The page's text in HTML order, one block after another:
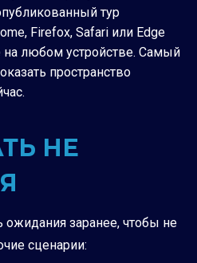
тур
Firefox, Safari или Edge
любом устройстве. Самый
пространство
НЕ
ожидания заранее, чтобы не
сценарии: